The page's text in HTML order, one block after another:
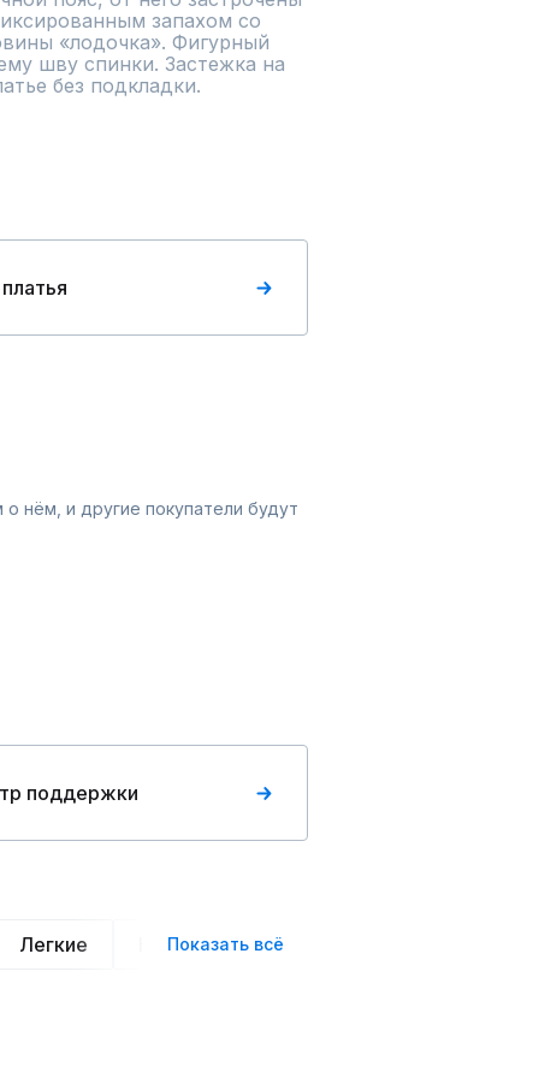
запахом со
«лодочка». Фигурный
шву спинки. Застежка на
без подкладки.
нём, и другие покупатели будут
поддержки
Легкие Нарядные
Показать всё